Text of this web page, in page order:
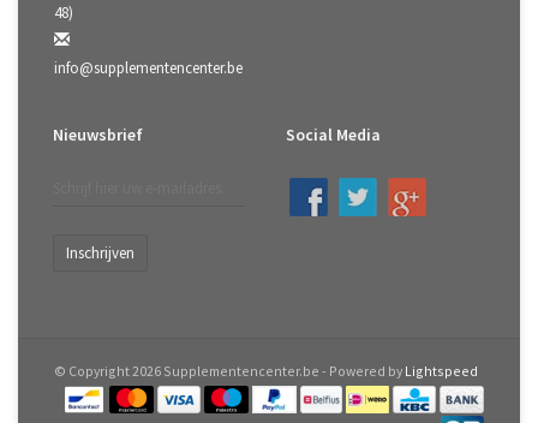
48)
info@supplementencenter.be
Nieuwsbrief
Inschrijven
Social Media
© Copyright 2026 Supplementencenter.be - Powered by Lightspeed